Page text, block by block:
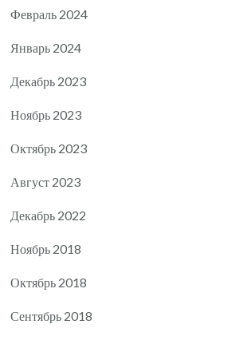
Февраль 2024
Январь 2024
Декабрь 2023
Ноябрь 2023
Октябрь 2023
Август 2023
Декабрь 2022
Ноябрь 2018
Октябрь 2018
Сентябрь 2018